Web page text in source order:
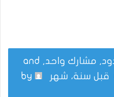
This topic has 0 ردود, مشارك واحد, and
قبل سنة، شهر